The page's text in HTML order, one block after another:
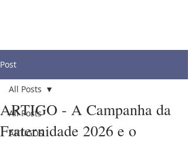
Post
All Posts
ARTIGOS
All Posts
ARTIGO - A Campanha da
Fraternidade 2026 e o